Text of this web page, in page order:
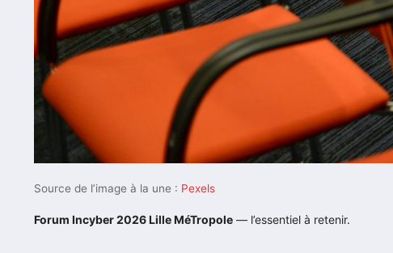
Source de l’image à la une : Pexels
Forum Incyber 2026 Lille MéTropole — l’essentiel à retenir.